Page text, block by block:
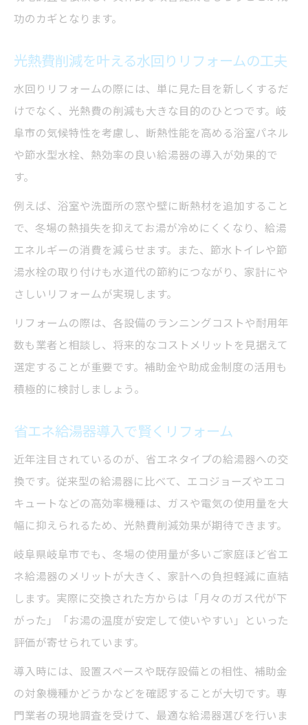
功のカギとなります。
光熱費削減を叶える水回りリフォームの工夫
水回りリフォームの際には、単に見た目を新しくするだ
けでなく、光熱費の削減も大きな目的のひとつです。岐
阜市の気候特性を考慮し、断熱性能を高める浴室パネル
や節水型水栓、熱効率の良い給湯器の導入が効果的で
す。
例えば、浴室や洗面所の窓や壁に断熱材を追加すること
で、冬場の熱損失を抑えてお湯が冷めにくくなり、給湯
エネルギーの消費を減らせます。また、節水トイレや節
湯水栓の取り付けも水道代の節約につながり、家計にや
さしいリフォームが実現します。
リフォームの際は、各設備のランニングコストや耐用年
数も業者と相談し、将来的なコストメリットを見据えて
選定することが重要です。補助金や助成金制度の活用も
積極的に検討しましょう。
省エネ給湯器導入で賢くリフォーム
近年注目されているのが、省エネタイプの給湯器への交
換です。従来型の給湯器に比べて、エコジョーズやエコ
キュートなどの高効率機種は、ガスや電気の使用量を大
幅に抑えられるため、光熱費削減効果が期待できます。
岐阜県岐阜市でも、冬場の使用量が多いご家庭ほど省エ
ネ給湯器のメリットが大きく、家計への負担軽減に直結
します。実際に交換された方からは「月々のガス代が下
がった」「お湯の温度が安定して使いやすい」といった
評価が寄せられています。
導入時には、設置スペースや既存設備との相性、補助金
の対象機種かどうかなどを確認することが大切です。専
門業者の現地調査を受けて、最適な給湯器選びを行いま